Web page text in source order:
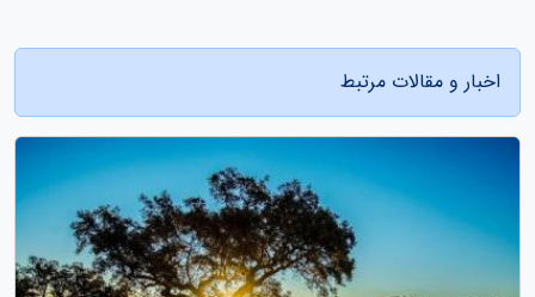
اخبار و مقالات مرتبط